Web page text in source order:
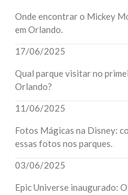
Onde encontrar o Mickey
em Orlando.
17/06/2025
Qual parque visitar no
Orlando?
11/06/2025
Fotos Mágicas na Disney:
essas fotos nos parques.
03/06/2025
Epic Universe inaugurado: